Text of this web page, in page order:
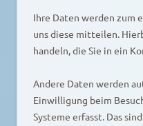
Ihre Daten werden zum
uns diese mitteilen.
handeln, die Sie in ein
Andere Daten werden
Einwilligung beim
Systeme erfasst. Das